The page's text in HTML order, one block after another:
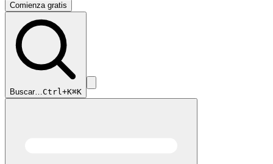
Comienza gratis
Buscar…Ctrl+K⌘K